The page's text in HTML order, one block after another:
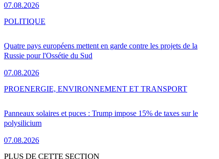
07.08.2026
Quatre pays européens mettent en garde contre les projets de la
Russie pour l'Ossétie du Sud
07.08.2026
POLITIQUE
Panneaux solaires et puces : Trump impose 15% de taxes sur le
polysilicium
07.08.2026
PROENERGIE, ENVIRONNEMENT ET TRANSPORT
PLUS DE CETTE SECTION